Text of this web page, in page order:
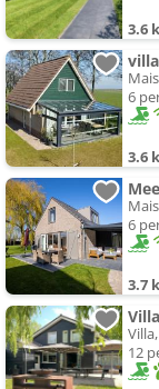
3.6
6
3.6
6
3.7
12